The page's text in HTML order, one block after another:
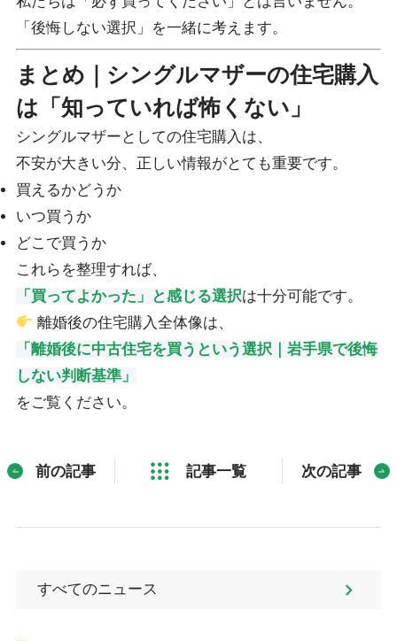
「後悔しない選択」を一緒に考えます。
まとめ｜シングルマザーの住宅購入
は「知っていれば怖くない」
シングルマザーとしての住宅購入は、
不安が大きい分、正しい情報がとても重要です。
買えるかどうか
いつ買うか
どこで買うか
これらを整理すれば、
「買ってよかった」と感じる選択は十分可能です。
離婚後の住宅購入全体像は、
「離婚後に中古住宅を買うという選択｜岩手県で後悔
しない判断基準」
をご覧ください。
前の記事 記事一覧 次の記事
すべてのニュース